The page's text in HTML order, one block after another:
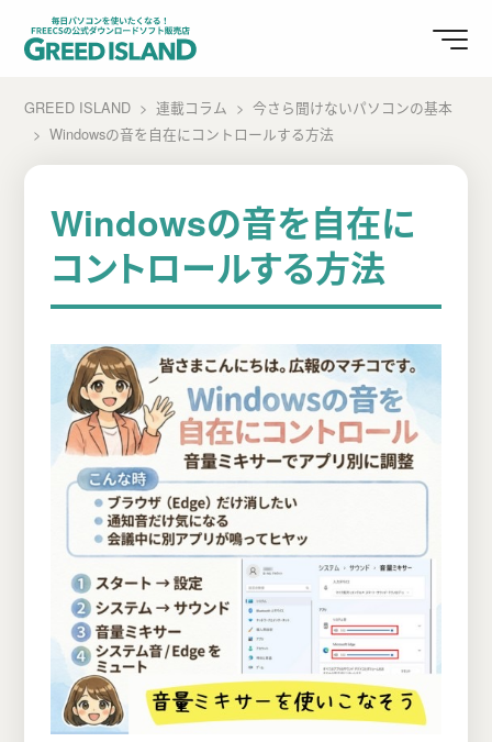
GREED ISLAND 連載コラム
今さら聞けないパソコンの基本
Windowsの音を自在にコントロールする方法
Windowsの音を自在に
コントロールする方法